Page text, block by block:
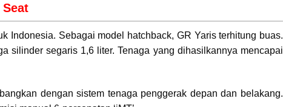
Indonesia. Sebagai model hatchback, GR Yaris terhitung buas.
silinder segaris 1,6 liter. Tenaga yang dihasilkannya mencapai
dengan sistem tenaga penggerak depan dan belakang.